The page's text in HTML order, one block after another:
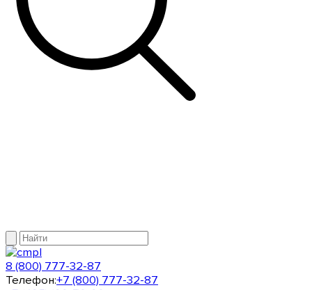
8 (800) 777-32-87
Телефон:+7 (800) 777-32-87